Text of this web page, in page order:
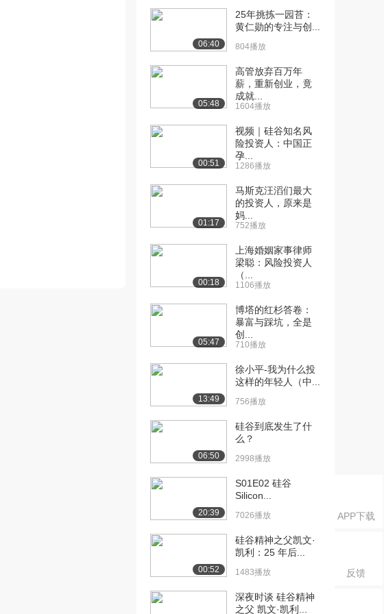
APP下载
反馈
[10] 揭秘跨越18000公里
云端课堂的破...
1517播放
18:42
[11] 揭秘跨越18000公里
18:49
[12] 揭秘跨越18000公里
18:33
[13] 连接全世界的大课堂
11:39
[14] 连接全世界的大课堂
（下）
育的起点，英语培...
[16] 从学习的启蒙到新教
育的起点，英语培...
[17] 如何从“首席打杂官”逆
袭到50亿C...
1762播放
[18] 如何从“首席打杂官”逆
袭到50亿C...
1194播放
[19] 我是如何创办一家年
1610播放
[20] 我是如何创办一家年
692播放
06:40
25年挑拣一园苔：
黄仁勋的专注与创...
804播放
05:48
高管放弃百万年
薪，重新创业，竟
成就...
1604播放
00:51
视频｜硅谷知名风
险投资人：中国正
孕...
1286播放
01:17
马斯克汪滔们最大
的投资人，原来是
妈...
752播放
00:18
上海婚姻家事律师
梁聪：风险投资人
（...
1106播放
05:47
博塔的红杉答卷：
暴富与踩坑，全是
创...
710播放
13:49
徐小平-我为什么投
这样的年轻人（中...
756播放
06:50
硅谷到底发生了什
么？
2998播放
20:39
S01E02 硅谷
Silicon...
7026播放
00:52
硅谷精神之父凯文·
凯利：25 年后...
1483播放
深夜时谈 硅谷精神
之父 凯文·凯利...